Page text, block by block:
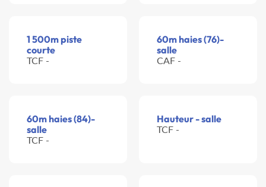
1 500m piste
courte
TCF -
60m haies (76)-
salle
CAF -
60m haies (84)-
salle
TCF -
Hauteur - salle
TCF -